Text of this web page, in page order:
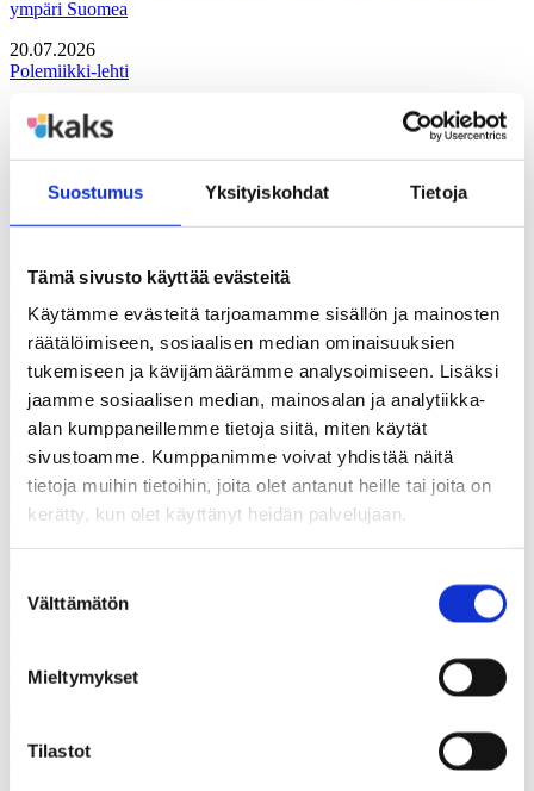
Suostumus Yksityiskohdat Tietoja
Tämä sivusto käyttää evästeitä
Käytämme evästeitä tarjoamamme sisällön ja mainosten
räätälöimiseen, sosiaalisen median ominaisuuksien
tukemiseen ja kävijämäärämme analysoimiseen. Lisäksi
jaamme sosiaalisen median, mainosalan ja analytiikka-
alan kumppaneillemme tietoja siitä, miten käytät
sivustoamme. Kumppanimme voivat yhdistää näitä
tietoja muihin tietoihin, joita olet antanut heille tai joita on
kerätty, kun olet käyttänyt heidän palvelujaan.
valinta
Välttämätön
Mieltymykset
Tilastot
20.07.2026
Polemiikki-lehti
Pieni keskisuomalainen kylä loi festivaalin, joka kerää väkeä
ympäri Suomea
Gallupit
Suomalaisten ilmastotekoja ovat kierrätys, kulutuksesta
tinkiminen ja energian säästäminen
11.07.2026
Gallupit
Kysely: Joka toinen olisi valmis vähentämään yritystukien
määrää
04.07.2026
Kysely: Kolme viidestä korottaisi alkoholi- ja tupakkaveroja
30.06.2026